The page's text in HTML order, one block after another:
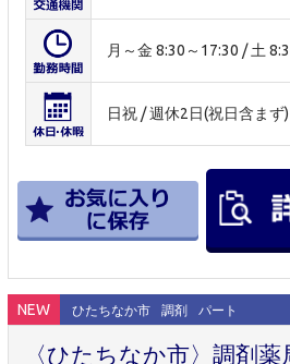
月～金 8:30～17:30 / 土
日祝 / 週休2日(祝日含まず
NEW ひたちなか市 調剤 パート
〈ひたちなか市〉調剤